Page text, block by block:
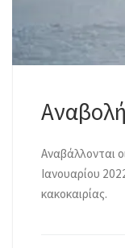
Αναβάλλονται
Ιανουαρίου
κακοκαιρίας.